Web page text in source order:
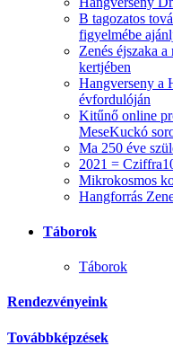
B tagozatos
figyelmébe
Zenés éjszaka
kertjében
Hangverseny a
évfordulóján
Kitűnő online
MeseKuckó
Ma 250 éve
2021 =
Mikrokosmos
Hangforrás
Táborok
Táborok
Rendezvényeink
Továbbképzések